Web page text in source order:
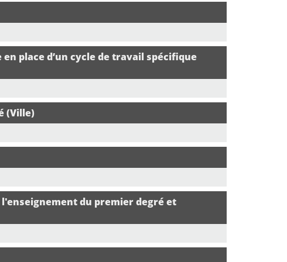
place d’un cycle de travail spécifique
(Ville)
l'enseignement du premier degré et